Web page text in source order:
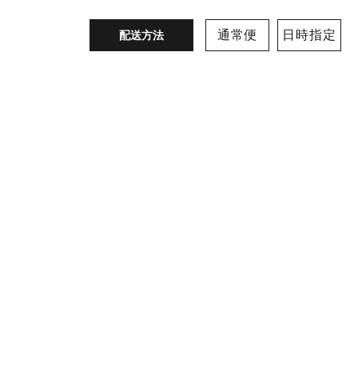
配送方法 通常便 日時指定